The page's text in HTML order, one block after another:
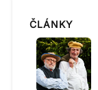
ČLÁNKY